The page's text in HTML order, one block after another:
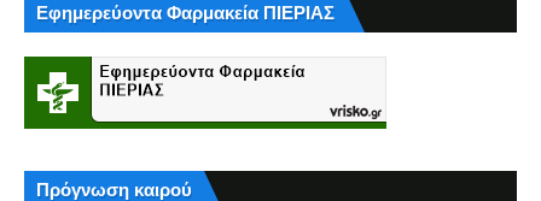
Εφημερεύοντα Φαρμακεία ΠΙΕΡΙΑΣ
Πρόγνωση καιρού